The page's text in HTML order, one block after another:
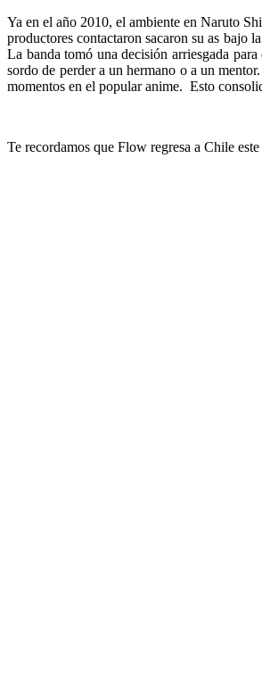
Ya en el año 2010, el ambiente en Naruto
productores contactaron sacaron su as bajo
La banda tomó una decisión arriesgada
sordo de perder a un hermano o a un
momentos en el popular anime. Esto
Te recordamos que Flow regresa a Chile